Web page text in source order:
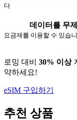
다
데이터를 무
요금제를 이용할 수 있습
로밍 대비 30% 이상
약하세요!
eSIM 구입하기
추천 상품